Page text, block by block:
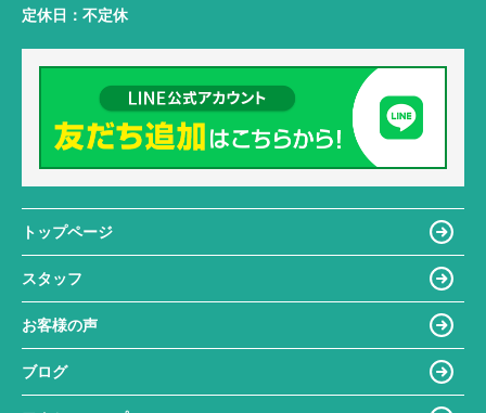
定休日： 不定休
トップページ
スタッフ
お客様の声
ブログ